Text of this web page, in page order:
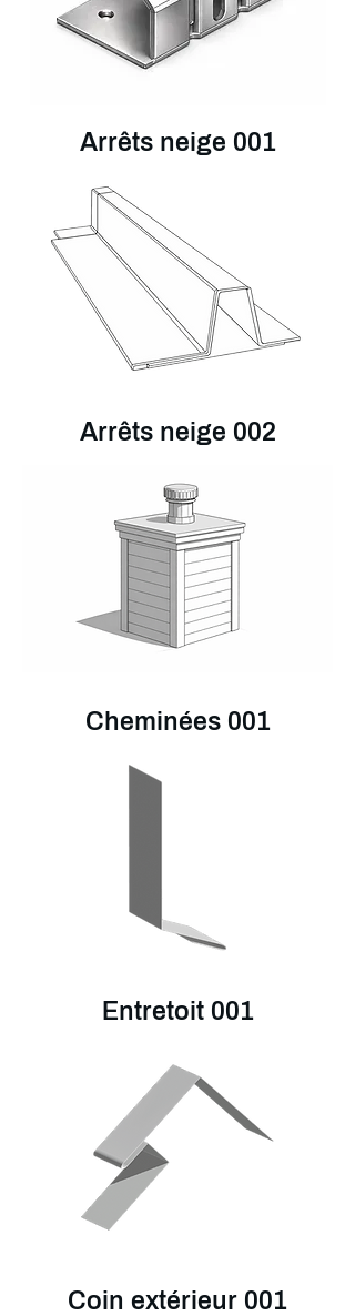
Arrêts neige 001
Arrêts neige 002
Cheminées 001
Entretoit 001
Coin extérieur 001